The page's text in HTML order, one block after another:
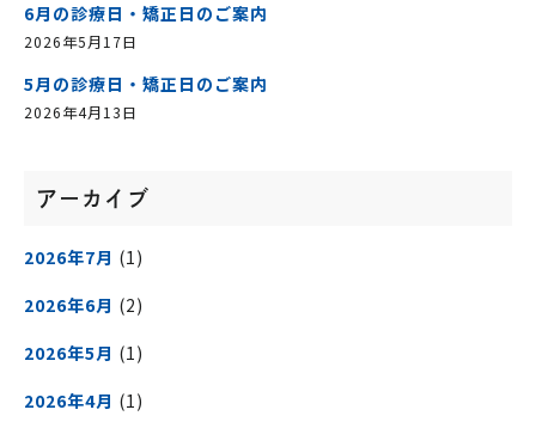
6月の診療日・矯正日のご案内
2026年5月17日
5月の診療日・矯正日のご案内
2026年4月13日
アーカイブ
2026年7月 (1)
2026年6月 (2)
2026年5月 (1)
2026年4月 (1)